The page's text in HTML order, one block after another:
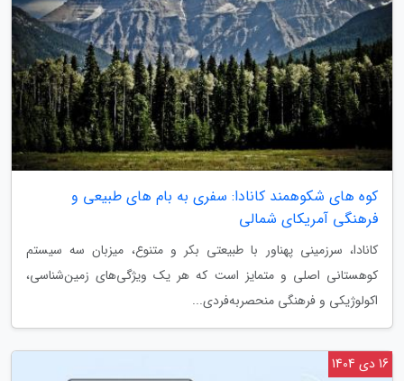
کوه های شکوهمند کانادا: سفری به بام های طبیعی و
فرهنگی آمریکای شمالی
کانادا، سرزمینی پهناور با طبیعتی بکر و متنوع، میزبان سه سیستم
کوهستانی اصلی و متمایز است که هر یک ویژگی‌های زمین‌شناسی،
اکولوژیکی و فرهنگی منحصربه‌فردی...
16 دی 1404